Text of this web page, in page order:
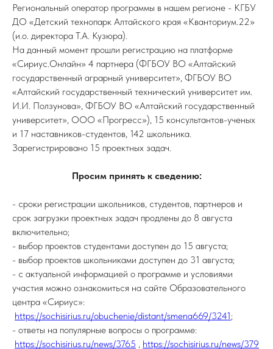
Региональный оператор программы в нашем регионе - КГБУ
ДО «Детский технопарк Алтайского края «Кванториум.22»
(и.о. директора Т.А. Кузюра).
На данный момент прошли регистрацию на платформе
«Сириус.Онлайн» 4 партнера (ФГБОУ ВО «Алтайский
государственный аграрный университет», ФГБОУ ВО
«Алтайский государственный технический университет им.
И.И. Ползунова», ФГБОУ ВО «Алтайский государственный
университет», ООО «Прогресс»), 15 консультантов-ученых
и 17 наставников-студентов, 142 школьника.
Зарегистрировано 15 проектных задач.
Просим принять к сведению:
- сроки регистрации школьников, студентов, партнеров и
срок загрузки проектных задач продлены до 8 августа
включительно;
- выбор проектов студентами доступен до 15 августа;
- выбор проектов школьниками доступен до 31 августа;
- с актуальной информацией о программе и условиями
участия можно ознакомиться на сайте Образовательного
центра «Сириус»:
https://sochisirius.ru/obuchenie/distant/smena669/3241;
- ответы на популярные вопросы о программе:
https://sochisirius.ru/news/3765 , https://sochisirius.ru/news/379